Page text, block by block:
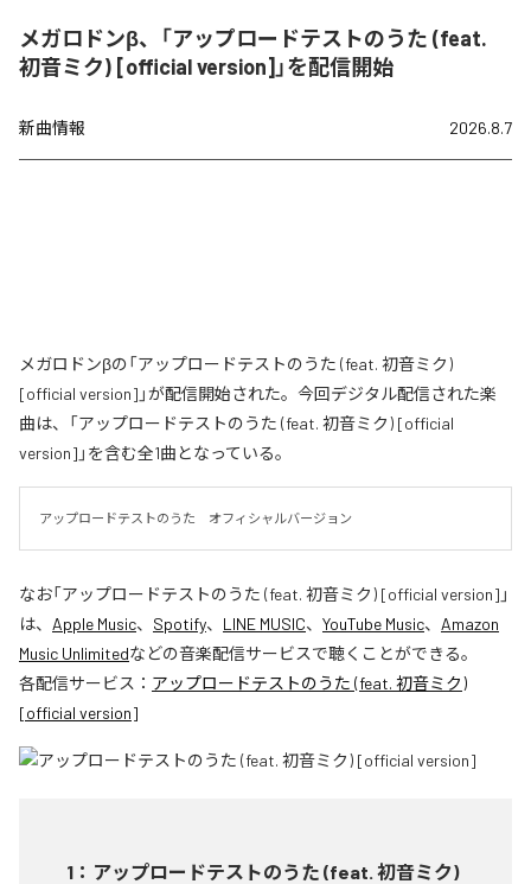
メガロドンβ、「アップロードテストのうた (feat.
初音ミク) [official version]」を配信開始
新曲情報 2026.8.7
メガロドンβの「アップロードテストのうた (feat. 初音ミク)
[official version]」が配信開始された。今回デジタル配信された楽
曲は、「アップロードテストのうた (feat. 初音ミク) [official
version]」を含む全1曲となっている。
アップロードテストのうた　オフィシャルバージョン
なお「アップロードテストのうた (feat. 初音ミク) [official version] 」
は、 Apple Music、 Spotify、 LINE MUSIC、 YouTube Music、 Amazon
Music Unlimitedなどの音楽配信サービスで聴くことができる。
各配信サービス： アップロードテストのうた (feat. 初音ミク)
[official version]
1 ： アップロードテストのうた (feat. 初音ミク)